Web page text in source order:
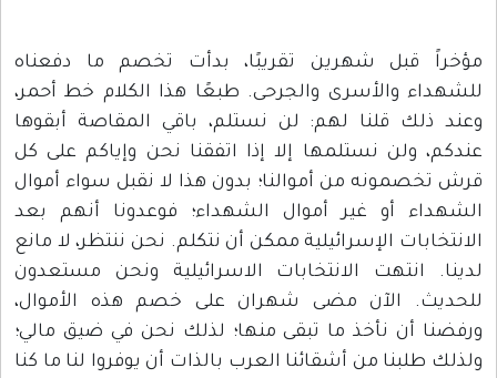
مؤخراً قبل شهرين تقريبًا، بدأت تخصم ما دفعناه
للشهداء والأسرى والجرحى. طبعًا هذا الكلام خط أحمر،
وعند ذلك قلنا لهم: لن نستلم، باقي المقاصة أبقوها
عندكم، ولن نستلمها إلا إذا اتفقنا نحن وإياكم على كل
قرش تخصمونه من أموالنا؛ بدون هذا لا نقبل سواء أموال
الشهداء أو غير أموال الشهداء؛ فوعدونا أنهم بعد
الانتخابات الإسرائيلية ممكن أن نتكلم. نحن ننتظر، لا مانع
لدينا. انتهت الانتخابات الاسرائيلية ونحن مستعدون
للحديث. الآن مضى شهران على خصم هذه الأموال،
ورفضنا أن نأخذ ما تبقى منها؛ لذلك نحن في ضيق مالي؛
ولذلك طلبنا من أشقائنا العرب بالذات أن يوفروا لنا ما كنا